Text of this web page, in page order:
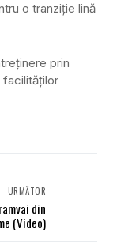
o tranziție lină
prin
facilităților
URMĂTOR
din
(Video)